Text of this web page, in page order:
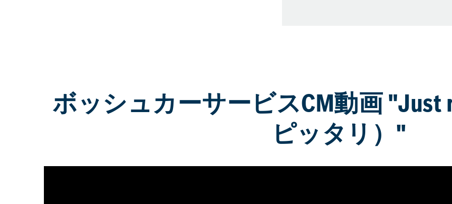
ボッシュカーサービスCM動画 "Just
ピッタリ）"